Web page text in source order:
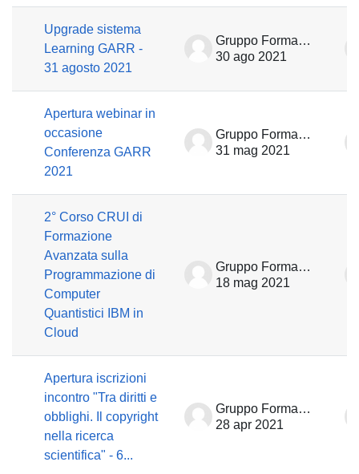
Upgrade sistema
Learning GARR -
31 agosto 2021
Gruppo Formazione
30 ago 2021
Apertura webinar in
occasione
Conferenza GARR
2021
Gruppo Formazione
31 mag 2021
2° Corso CRUI di
Formazione
Avanzata sulla
Programmazione di
Computer
Quantistici IBM in
Cloud
Gruppo Formazione
18 mag 2021
Apertura iscrizioni
incontro "Tra diritti e
obblighi. Il copyright
nella ricerca
scientifica" - 6...
Gruppo Formazione
28 apr 2021